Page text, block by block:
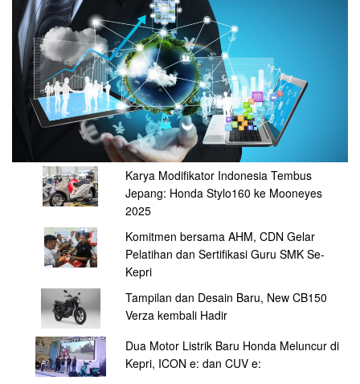
Karya Modifikator Indonesia Tembus
Jepang: Honda Stylo160 ke Mooneyes
2025
Komitmen bersama AHM, CDN Gelar
Pelatihan dan Sertifikasi Guru SMK Se-
Kepri
Tampilan dan Desain Baru, New CB150
Verza kembali Hadir
Dua Motor Listrik Baru Honda Meluncur di
Kepri, ICON e: dan CUV e: